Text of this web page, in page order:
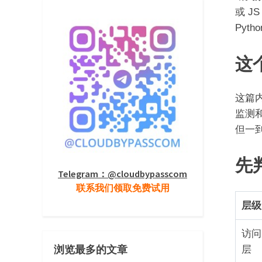
或 JS
这
这篇
监测
但一
先
层级
访问
层
Telegram：@cloudbypasscom
联系我们领取免费试用
浏览最多的文章